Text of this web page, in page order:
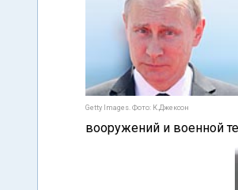
Getty Images. Фото: К.Джексон
вооружений и военной